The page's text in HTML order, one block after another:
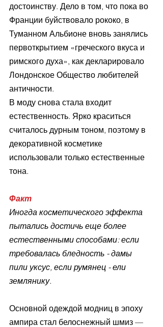
достоинству. Дело в том, что пока во
Франции буйствовало рококо, в
Туманном Альбионе вновь занялись
первоткрытием «греческого вкуса и
римского духа», как декларировало
Лондонское Общество любителей
античности.
В моду снова стала входит
естественность. Ярко краситься
считалось дурным тоном, поэтому в
декоративной косметике
использовали только естественные
тона.
Факт
Иногда косметического эффекта
пытались достичь еще более
естественными способами: если
требовалась бледность - дамы
пили уксус, если румянец - ели
землянику.
Основной одеждой модниц в эпоху
ампира стал белоснежный шмиз —